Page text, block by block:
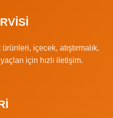
içecek, atıştırmalık,
için hızlı iletişim.